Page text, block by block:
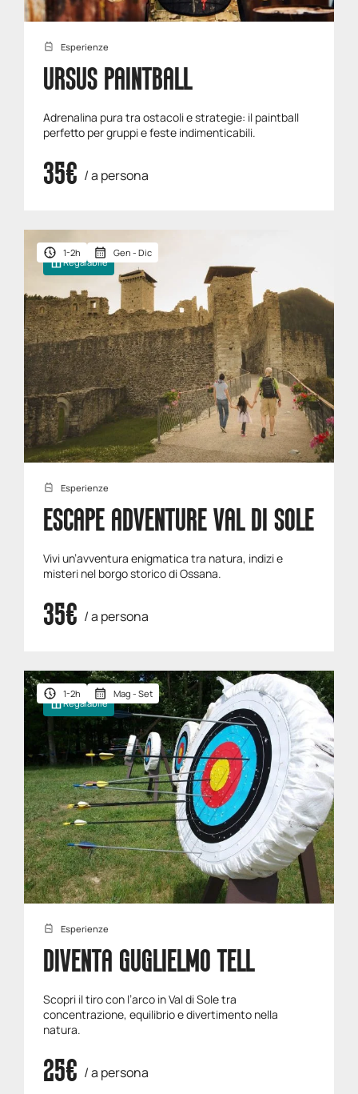
Esperienze
URSUS PAINTBALL
Adrenalina pura tra ostacoli e strategie: il paintball
perfetto per gruppi e feste indimenticabili.
35€ / a persona
Regalabile
1-2h Gen - Dic
Esperienze
ESCAPE ADVENTURE VAL DI SOLE
Vivi un’avventura enigmatica tra natura, indizi e
misteri nel borgo storico di Ossana.
35€ / a persona
Regalabile
1-2h Mag - Set
Esperienze
DIVENTA GUGLIELMO TELL
Scopri il tiro con l’arco in Val di Sole tra
concentrazione, equilibrio e divertimento nella
natura.
25€ / a persona